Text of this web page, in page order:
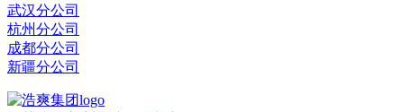
武汉分公司
杭州分公司
成都分公司
新疆分公司